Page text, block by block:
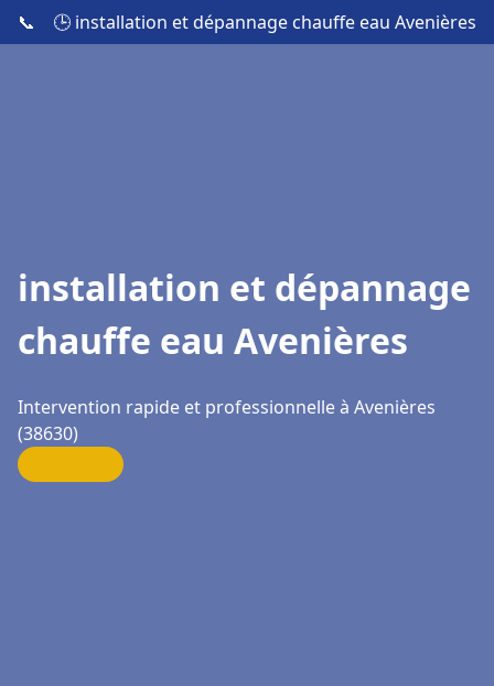
📞 🕒 installation et dépannage chauffe eau Avenières
installation et dépannage
chauffe eau Avenières
Intervention rapide et professionnelle à Avenières
(38630)